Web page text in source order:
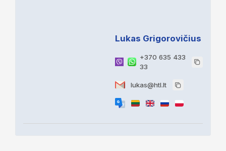
Lukas Grigorovičius
+370 635 433
33
lukas@htl.lt